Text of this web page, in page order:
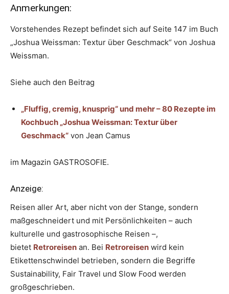
Anmerkungen:
Vorstehendes Rezept befindet sich auf Seite 147 im Buch
„Joshua Weissman: Textur über Geschmack“ von Joshua
Weissman.
Siehe auch den Beitrag
„Fluffig, cremig, knusprig“ und mehr – 80 Rezepte im
Kochbuch „Joshua Weissman: Textur über
Geschmack“ von Jean Camus
im Magazin GASTROSOFIE.
Anzeige:
Reisen aller Art, aber nicht von der Stange, sondern
maßgeschneidert und mit Persönlichkeiten – auch
kulturelle und gastrosophische Reisen –,
bietet Retroreisen an. Bei Retroreisen wird kein
Etikettenschwindel betrieben, sondern die Begriffe
Sustainability, Fair Travel und Slow Food werden
großgeschrieben.